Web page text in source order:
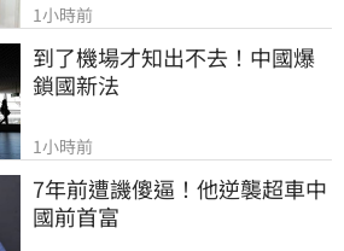
1小時前
到了機場才知出不去！中國爆
鎖國新法
1小時前
7年前遭譏傻逼！他逆襲超車中
國前首富